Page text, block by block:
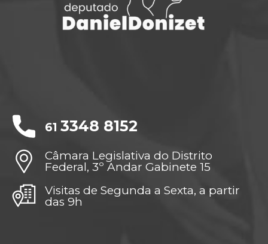
61 3348 8152
Câmara Legislativa do Distrito
Federal, 3º Andar Gabinete 15
Visitas de Segunda a Sexta, a partir
das 9h